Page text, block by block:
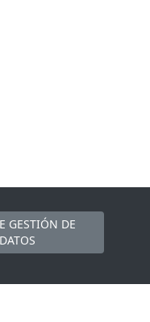
GESTIÓN DE
DATOS